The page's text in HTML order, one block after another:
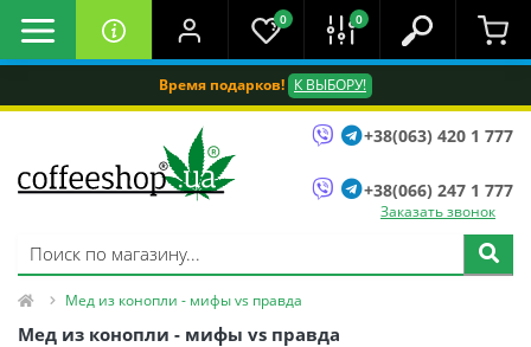
Время подарков! К ВЫБОРУ!
0 0
+38(063) 420 1 777
+38(066) 247 1 777
Заказать звонок
Мед из конопли - мифы vs правда
Мед из конопли - мифы vs правда